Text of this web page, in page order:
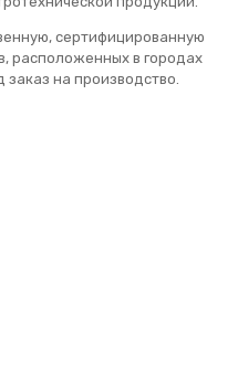
сертифицированную
расположенных в городах
на производство.